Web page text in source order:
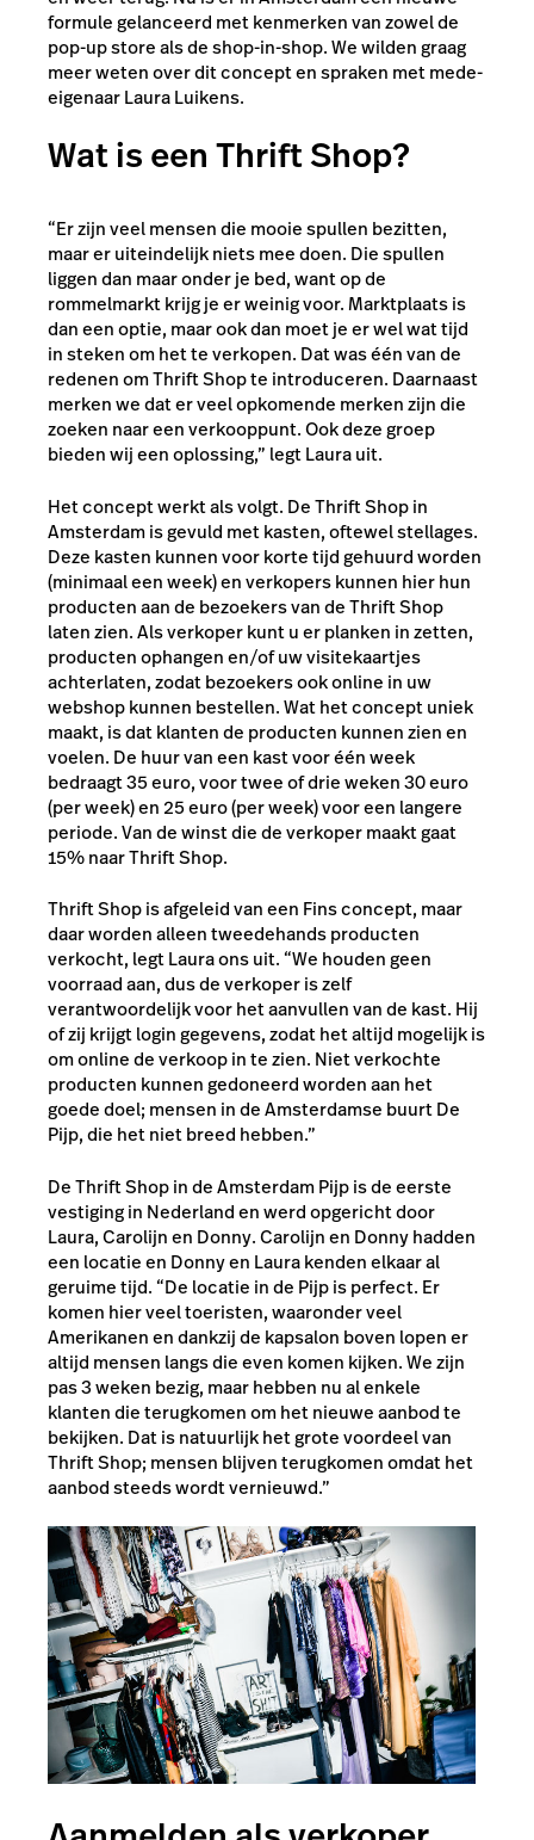
formule gelanceerd met kenmerken van zowel de
pop-up store als de shop-in-shop. We wilden graag
meer weten over dit concept en spraken met mede-
eigenaar Laura Luikens.
Wat is een Thrift Shop?
“Er zijn veel mensen die mooie spullen bezitten,
maar er uiteindelijk niets mee doen. Die spullen
liggen dan maar onder je bed, want op de
rommelmarkt krijg je er weinig voor. Marktplaats is
dan een optie, maar ook dan moet je er wel wat tijd
in steken om het te verkopen. Dat was één van de
redenen om Thrift Shop te introduceren. Daarnaast
merken we dat er veel opkomende merken zijn die
zoeken naar een verkooppunt. Ook deze groep
bieden wij een oplossing,” legt Laura uit.
Het concept werkt als volgt. De Thrift Shop in
Amsterdam is gevuld met kasten, oftewel stellages.
Deze kasten kunnen voor korte tijd gehuurd worden
(minimaal een week) en verkopers kunnen hier hun
producten aan de bezoekers van de Thrift Shop
laten zien. Als verkoper kunt u er planken in zetten,
producten ophangen en/of uw visitekaartjes
achterlaten, zodat bezoekers ook online in uw
webshop kunnen bestellen. Wat het concept uniek
maakt, is dat klanten de producten kunnen zien en
voelen. De huur van een kast voor één week
bedraagt 35 euro, voor twee of drie weken 30 euro
(per week) en 25 euro (per week) voor een langere
periode. Van de winst die de verkoper maakt gaat
15% naar Thrift Shop.
Thrift Shop is afgeleid van een Fins concept, maar
daar worden alleen tweedehands producten
verkocht, legt Laura ons uit. “We houden geen
voorraad aan, dus de verkoper is zelf
verantwoordelijk voor het aanvullen van de kast. Hij
of zij krijgt login gegevens, zodat het altijd mogelijk is
om online de verkoop in te zien. Niet verkochte
producten kunnen gedoneerd worden aan het
goede doel; mensen in de Amsterdamse buurt De
Pijp, die het niet breed hebben.”
De Thrift Shop in de Amsterdam Pijp is de eerste
vestiging in Nederland en werd opgericht door
Laura, Carolijn en Donny. Carolijn en Donny hadden
een locatie en Donny en Laura kenden elkaar al
geruime tijd. “De locatie in de Pijp is perfect. Er
komen hier veel toeristen, waaronder veel
Amerikanen en dankzij de kapsalon boven lopen er
altijd mensen langs die even komen kijken. We zijn
pas 3 weken bezig, maar hebben nu al enkele
klanten die terugkomen om het nieuwe aanbod te
bekijken. Dat is natuurlijk het grote voordeel van
Thrift Shop; mensen blijven terugkomen omdat het
aanbod steeds wordt vernieuwd.”